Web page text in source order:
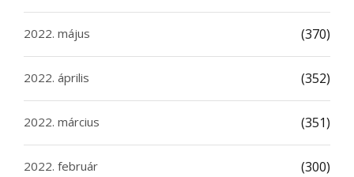
2022. május (370)
2022. április (352)
2022. március (351)
2022. február (300)